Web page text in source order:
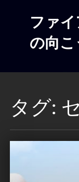
ファ
の向こ
タグ: